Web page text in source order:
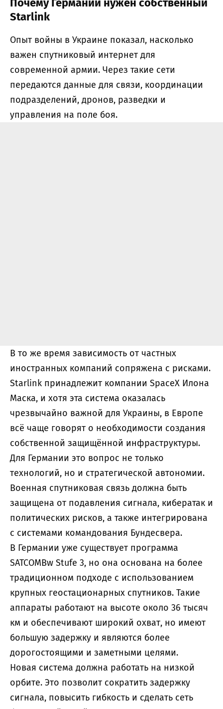
Почему Германии нужен собственный
Starlink
Опыт войны в Украине показал, насколько
важен спутниковый интернет для
современной армии. Через такие сети
передаются данные для связи, координации
подразделений, дронов, разведки и
управления на поле боя.
В то же время зависимость от частных
иностранных компаний сопряжена с рисками.
Starlink принадлежит компании SpaceX Илона
Маска, и хотя эта система оказалась
чрезвычайно важной для Украины, в Европе
всё чаще говорят о необходимости создания
собственной защищённой инфраструктуры.
Для Германии это вопрос не только
технологий, но и стратегической автономии.
Военная спутниковая связь должна быть
защищена от подавления сигнала, кибератак и
политических рисков, а также интегрирована
с системами командования Бундесвера.
В Германии уже существует программа
SATCOMBw Stufe 3, но она основана на более
традиционном подходе с использованием
крупных геостационарных спутников. Такие
аппараты работают на высоте около 36 тысяч
км и обеспечивают широкий охват, но имеют
большую задержку и являются более
дорогостоящими и заметными целями.
Новая система должна работать на низкой
орбите. Это позволит сократить задержку
сигнала, повысить гибкость и сделать сеть